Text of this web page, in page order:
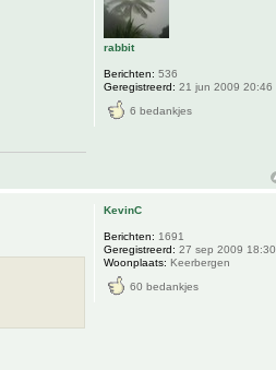
rabbit
Berichten: 536
Geregistreerd: 21 jun 2009 20:46
6 bedankjes
KevinC
Berichten: 1691
Geregistreerd: 27 sep 2009 18:30
Woonplaats: Keerbergen
60 bedankjes